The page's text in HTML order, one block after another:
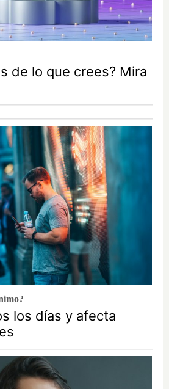
de lo que crees? Mira
los días y afecta